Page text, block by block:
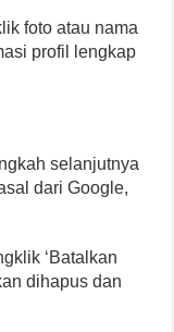
foto atau nama
profil lengkap
selanjutnya
dari Google,
‘Batalkan
dihapus dan